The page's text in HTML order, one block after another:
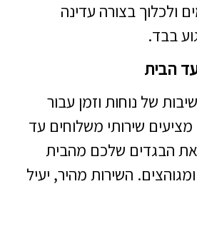
ולכלוך בצורה עדינה
בבד.
הבית
של נוחות וזמן עבור
מציעים שירותי משלוחים עד
את הבגדים שלכם מהבית
השירות מהיר, יעיל